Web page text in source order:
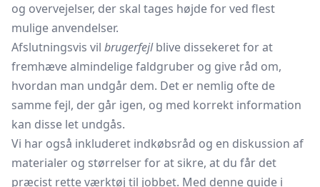
og overvejelser, der skal tages højde for ved flest
mulige anvendelser.
Afslutningsvis vil brugerfejlblive dissekeret for at
fremhæve almindelige faldgruber og give råd om,
hvordan man undgår dem. Det er nemlig ofte de
samme fejl, der går igen, og med korrekt information
kan disse let undgås.
Vi har også inkluderet indkøbsråd og en diskussion af
materialer og størrelser for at sikre, at du får det
præcist rette værktøj til jobbet. Med denne guide i